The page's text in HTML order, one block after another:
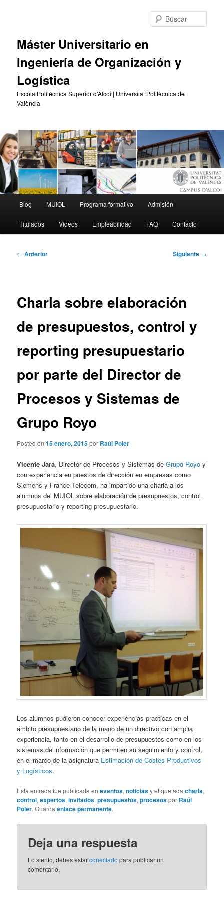
Máster Universitario en
Ingeniería de Organización y
Logística
Escola Politècnica Superior d'Alcoi | Universitat Politècnica de
València
principal
Blog MUIOL Programa formativo Admisión
Titulados Vídeos Empleabilidad FAQ Contacto
Navegación
← Anterior Siguiente →
Charla sobre elaboración
de presupuestos, control y
reporting presupuestario
por parte del Director de
Procesos y Sistemas de
Grupo Royo
Posted on15 enero, 2015por Raúl Poler
Vicente Jara, Director de Procesos y Sistemas deGrupo Royo y
con experiencia en puestos de dirección en empresas como
Siemens y France Telecom, ha impartido una charla a los
alumnos del MUIOL sobre elaboración de presupuestos, control
presupuestario y reporting presupuestario.
Los alumnos pudieron conocer experiencias practicas en el
ámbito presupuestario de la mano de un directivo con amplia
experiencia, tanto en el desarrollo de presupuestos como en los
sistemas de información que permiten su seguimiento y control,
en el marco de la asignatura Estimación de Costes Productivos
y Logísticos.
Esta entrada fue publicada eneventos,noticiasy etiquetadacharla,
control,expertos,invitados,presupuestos,procesospor Raúl
Poler. Guardaenlace permanente.
Deja una respuesta
Lo siento, debes estarconectado para publicar un
comentario.